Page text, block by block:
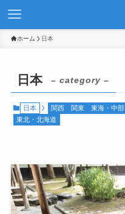
ホーム 日本
日本 – category –
日本 関西 関東 東海・中部
東北・北海道